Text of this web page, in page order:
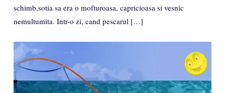
schimb,sotia sa era o mofturoasa, capricioasa si vesnic
nemultumita. Intr-o zi, cand pescarul […]